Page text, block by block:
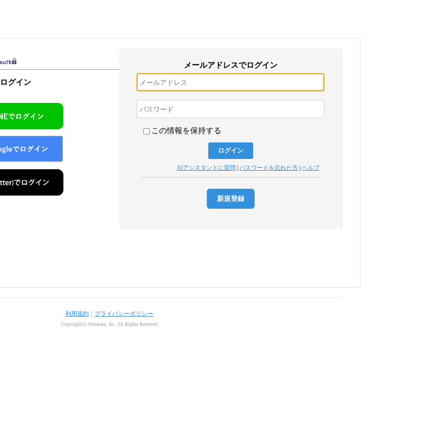
グイン
メールアドレスでログイン
この情報を保持する
AIアシスタントに質問 |パスワードを忘れた方 |ヘルプ
新規登録
利用規約 プライバシーポリシー
Copyright(c) Shitaraba, Inc. All Rights Reserved